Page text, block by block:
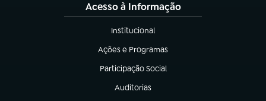
Acesso à Informação
Institucional
(abre em nova aba)
Ações e Programas
(abre em nova aba)
Participação Social
(abre em nova aba)
Auditorias
(abre em nova aba)